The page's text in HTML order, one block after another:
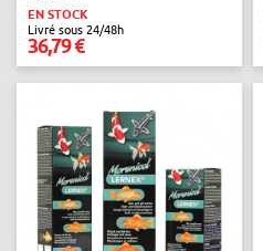
EN STOCK
Livré sous 24/48h
36,79 €